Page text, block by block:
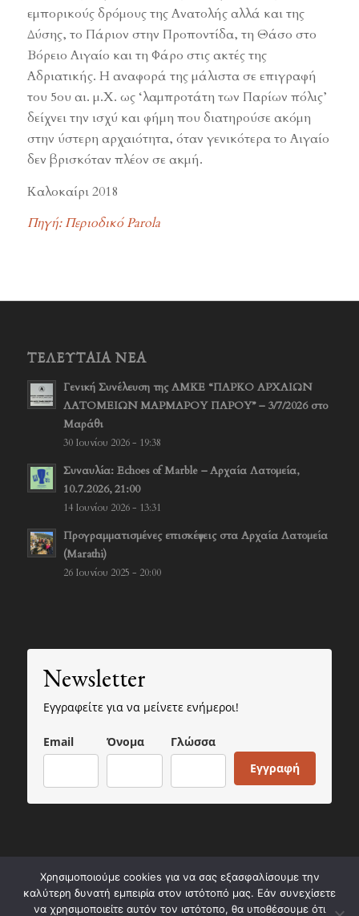
εμπορικούς δρόμους της Ανατολής αλλά και της
Δύσης, το Πάριον στην Προποντίδα, τη Θάσο στο
Βόρειο Αιγαίο και τη Φάρο στις ακτές της
Αδριατικής. Η αναφορά της μάλιστα σε επιγραφή
του 5ου αι. μ.Χ. ως ‘λαμπροτάτη των Παρίων πόλις’
δείχνει την ισχύ και φήμη που διατηρούσε ακόμη
στην ύστερη αρχαιότητα, όταν γενικότερα το Αιγαίο
δεν βρισκόταν πλέον σε ακμή.
Καλοκαίρι 2018
Πηγή: Περιοδικό Parola
ΤΕΛΕΥΤΑΊΑ ΝΈΑ
Γενική Συνέλευση της ΑΜΚΕ “ΠΑΡΚΟ ΑΡΧΑΙΩΝ
ΛΑΤΟΜΕΙΩΝ ΜΑΡΜΑΡΟΥ ΠΑΡΟΥ” – 3/7/2026 στο
Μαράθι
30 Ιουνίου 2026 - 19:38
Συναυλία: Echoes of Marble – Αρχαία Λατομεία,
10.7.2026, 21:00
14 Ιουνίου 2026 - 13:31
Προγραμματισμένες επισκέψεις στα Αρχαία Λατομεία
(Marathi)
26 Ιουνίου 2025 - 20:00
Newsletter
Εγγραφείτε για να μείνετε ενήμεροι!
Email Όνομα
Γλώσσα
Εγγραφή
© Copyright - Paros Ancient Marble Quarries Park AMKE
Χρησιμοποιούμε cookies για να σας εξασφαλίσουμε την
καλύτερη δυνατή εμπειρία στον ιστότοπό μας. Εάν συνεχίσετε
να χρησιμοποιείτε αυτόν τον ιστότοπο, θα υποθέσουμε ότι